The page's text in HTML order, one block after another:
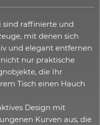
sind raffinierte und
mit denen sich
und elegant entfernen
nicht nur praktische
die Ihr
Tisch einen Hauch
Design mit
Kurven aus, die